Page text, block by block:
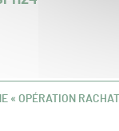
« OPÉRATION